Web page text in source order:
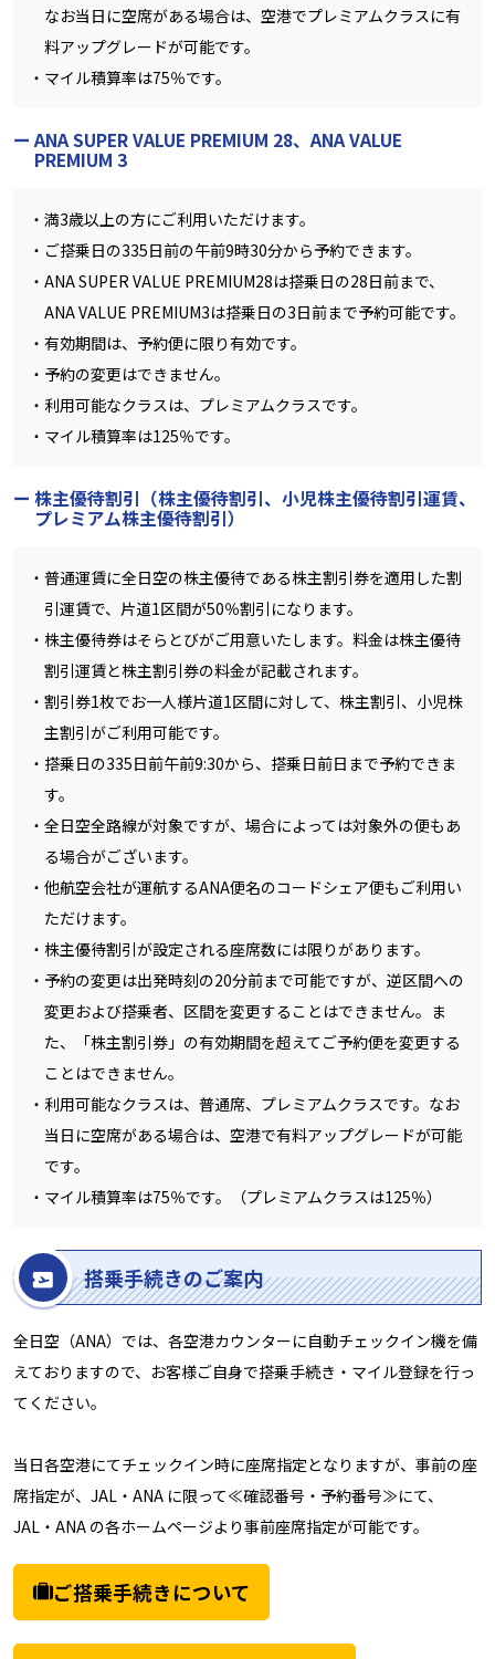
なお当日に空席がある場合は、空港でプレミアムクラスに有
料アップグレードが可能です。
マイル積算率は75％です。
ANA SUPER VALUE PREMIUM 28、ANA VALUE
PREMIUM 3
満3歳以上の方にご利用いただけます。
ご搭乗日の335日前の午前9時30分から予約できます。
ANA SUPER VALUE PREMIUM28は搭乗日の28日前まで、
ANA VALUE PREMIUM3は搭乗日の3日前まで予約可能です。
有効期間は、予約便に限り有効です。
予約の変更はできません。
利用可能なクラスは、プレミアムクラスです。
マイル積算率は125％です。
株主優待割引（株主優待割引、小児株主優待割引運賃、
プレミアム株主優待割引）
普通運賃に全日空の株主優待である株主割引券を適用した割
引運賃で、片道1区間が50％割引になります。
株主優待券はそらとびがご用意いたします。料金は株主優待
割引運賃と株主割引券の料金が記載されます。
割引券1枚でお一人様片道1区間に対して、株主割引、小児株
主割引がご利用可能です。
搭乗日の335日前午前9:30から、搭乗日前日まで予約できま
す。
全日空全路線が対象ですが、場合によっては対象外の便もあ
る場合がございます。
他航空会社が運航するANA便名のコードシェア便もご利用い
ただけます。
株主優待割引が設定される座席数には限りがあります。
予約の変更は出発時刻の20分前まで可能ですが、逆区間への
変更および搭乗者、区間を変更することはできません。ま
た、「株主割引券」の有効期間を超えてご予約便を変更する
ことはできません。
利用可能なクラスは、普通席、プレミアムクラスです。なお
当日に空席がある場合は、空港で有料アップグレードが可能
です。
マイル積算率は75％です。（プレミアムクラスは125％）
搭乗手続きのご案内
全日空（ANA）では、各空港カウンターに自動チェックイン機を備
えておりますので、お客様ご自身で搭乗手続き・マイル登録を行っ
てください。
当日各空港にてチェックイン時に座席指定となりますが、事前の座
席指定が、JAL・ANA に限って≪確認番号・予約番号≫にて、
JAL・ANA の各ホームページより事前座席指定が可能です。
ご搭乗手続きについて